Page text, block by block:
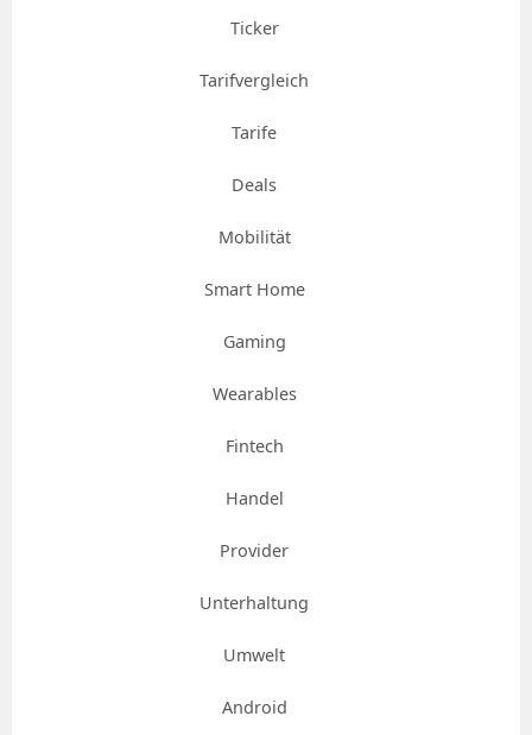
Ticker
Tarifvergleich
Tarife
Deals
Mobilität
Smart Home
Gaming
Wearables
Fintech
Handel
Provider
Unterhaltung
Umwelt
Android